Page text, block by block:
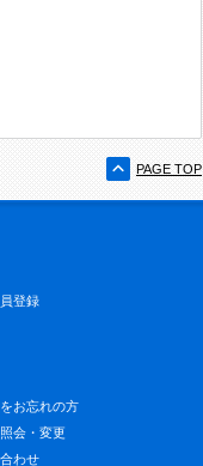
PAGE TOP
登録
お忘れの方
会・変更
わせ